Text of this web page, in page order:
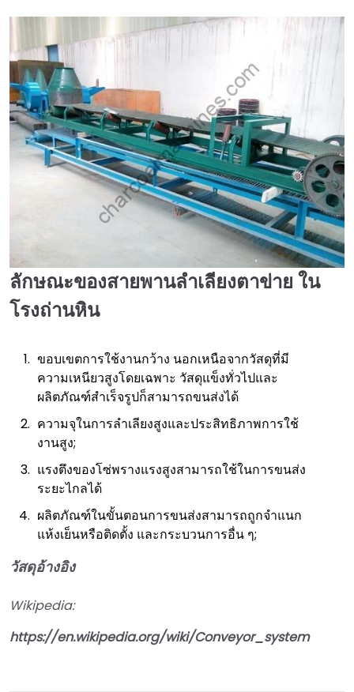
ลักษณะของสายพานลำเลียงตาข่าย ใน
โรงถ่านหิน
ขอบเขตการใช้งานกว้าง นอกเหนือจากวัสดุที่มี
ความเหนียวสูงโดยเฉพาะ วัสดุแข็งทั่วไปและ
ผลิตภัณฑ์สำเร็จรูปก็สามารถขนส่งได้
ความจุในการลำเลียงสูงและประสิทธิภาพการใช้
งานสูง;
แรงตึงของโซ่พรางแรงสูงสามารถใช้ในการขนส่ง
ระยะไกลได้
ผลิตภัณฑ์ในขั้นตอนการขนส่งสามารถถูกจำแนก
แห้งเย็นหรือติดตั้ง และกระบวนการอื่น ๆ;
วัสดุอ้างอิง
Wikipedia:
https://en.wikipedia.org/wiki/Conveyor_system